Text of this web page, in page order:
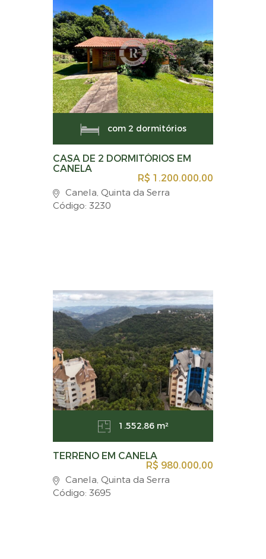
com 2 dormitórios
CASA DE 2 DORMITÓRIOS EM
CANELA
R$ 1.200.000,00
Canela, Quinta da Serra
Código: 3230
1.552,86 m²
TERRENO EM CANELA
R$ 980.000,00
Canela, Quinta da Serra
Código: 3695